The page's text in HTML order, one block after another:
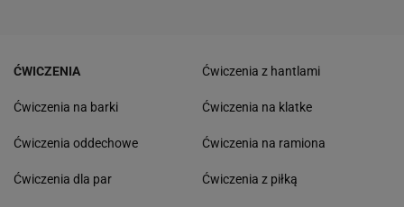
ĆWICZENIA
Ćwiczenia na barki
Ćwiczenia oddechowe
Ćwiczenia dla par
Ćwiczenia z hantlami
Ćwiczenia na klatke
Ćwiczenia na ramiona
Ćwiczenia z piłką